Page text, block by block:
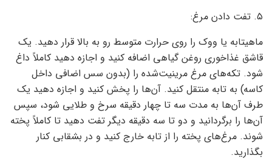
۵. تفت دادن مرغ:
ماهیتابه یا ووک را روی حرارت متوسط رو به بالا قرار دهید. یک
قاشق غذاخوری روغن گیاهی اضافه کنید و اجازه دهید کاملاً داغ
شود. تکه‌های مرغ مرینیت‌شده را (بدون سس اضافی داخل
کاسه) به تابه منتقل کنید. آن‌ها را پخش کنید و اجازه دهید یک
طرف آن‌ها به مدت سه تا چهار دقیقه سرخ و طلایی شود، سپس
آن‌ها را برگردانید و دو تا سه دقیقه دیگر تفت دهید تا کاملاً پخته
شوند. مرغ‌های پخته را از تابه خارج کنید و در بشقابی کنار
بگذارید.